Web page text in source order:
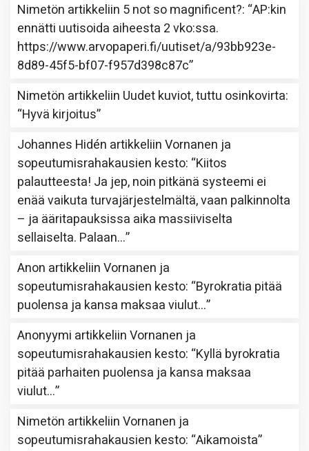
Nimetön artikkeliin 5 not so magnificent?: “AP:kin
ennätti uutisoida aiheesta 2 vko:ssa.
https://www.arvopaperi.fi/uutiset/a/93bb923e-
8d89-45f5-bf07-f957d398c87c”
Nimetön artikkeliin Uudet kuviot, tuttu osinkovirta:
“Hyvä kirjoitus”
Johannes Hidén artikkeliinVornanen ja
sopeutumisrahakausien kesto: “Kiitos
palautteesta! Ja jep, noin pitkänä systeemi ei
enää vaikuta turvajärjestelmältä, vaan palkinnolta
– ja ääritapauksissa aika massiiviselta
sellaiselta. Palaan…”
Anon artikkeliinVornanen ja
sopeutumisrahakausien kesto: “Byrokratia pitää
puolensa ja kansa maksaa viulut…”
Anonyymi artikkeliinVornanen ja
sopeutumisrahakausien kesto: “Kyllä byrokratia
pitää parhaiten puolensa ja kansa maksaa
viulut…”
Nimetön artikkeliinVornanen ja
sopeutumisrahakausien kesto: “Aikamoista”